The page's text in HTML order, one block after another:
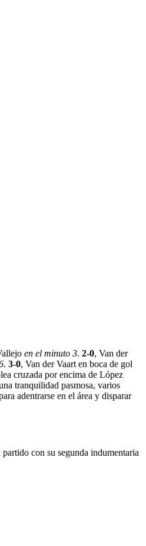
en el minuto 3. 2-0, Van der
. 3-0, Van der Vaart en boca de gol
cruzada por encima de López
tranquilidad pasmosa, varios
adentrarse en el área y disparar
con su segunda indumentaria